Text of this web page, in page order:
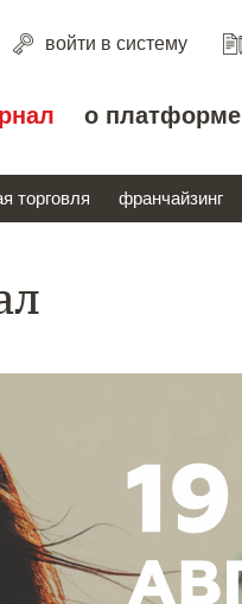
войти в систему
о платформе
торговля франчайзинг